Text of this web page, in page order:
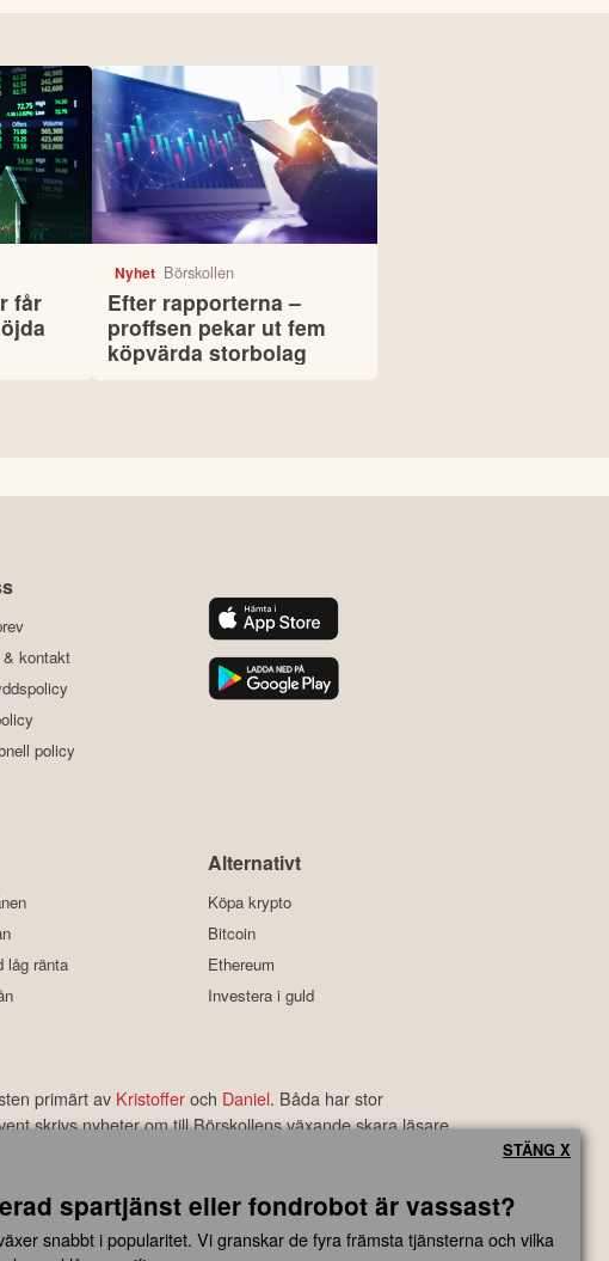
får
Nyhet Börskollen
Efter rapporterna –
proffsen pekar ut fem
köpvärda storbolag
kontakt
policy
låg ränta
Alternativt
Köpa krypto
Bitcoin
Ethereum
Investera i guld
primärt av Kristofferoch Daniel. Båda har stor
skrivs nyheter om till Börskollens växande skara läsare.
som är bland de bästa i branschen.
baserade på information som direkt eller indirekt härrörande
eller skada av vad slag det må vara som grundar sig på användandet
spartjänst eller fondrobot är vassast?
snabbt i popularitet. Vi granskar de fyra främsta tjänsterna och vilka
STÄNG X